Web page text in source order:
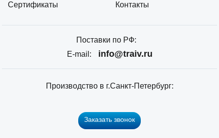
Сертификаты
Контакты
Поставки по РФ:
E-mail:
info@traiv.ru
Производство в г.Санкт-Петербург:
Заказать звонок